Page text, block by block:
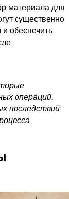
материала для
существенно
обеспечить
операций,
последствий